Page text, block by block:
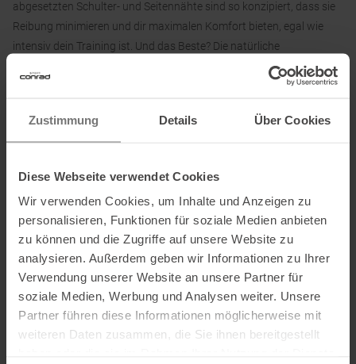
Zustimmung Details Über Cookies
Diese Webseite verwendet Cookies
Wir verwenden Cookies, um Inhalte und Anzeigen zu
personalisieren, Funktionen für soziale Medien anbieten
zu können und die Zugriffe auf unsere Website zu
analysieren. Außerdem geben wir Informationen zu Ihrer
Verwendung unserer Website an unsere Partner für
soziale Medien, Werbung und Analysen weiter. Unsere
Partner führen diese Informationen möglicherweise mit
weiteren Daten zusammen, die Sie ihnen bereitgestellt
abgesetzten Schulter- und Seitennähte sind so konzipiert, dass sie
Reibung minimieren und dir maximalen Komfort bieten, egal wie
intensiv dein Training ist. Und das Beste? Die natürliche
Geruchsresistenz hält dich auch nach langen Tagen im Schnee
Das Tech Crewe Funktionsshirt von Icebreaker gibt dir das
der Kälte voll auszukosten!
Material:
Informationen zu EU Verordnung GPSR